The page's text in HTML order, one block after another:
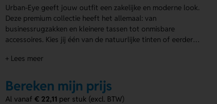
Urban-Eye geeft jouw outfit een zakelijke en moderne look.
Deze premium collectie heeft het allemaal: van
businessrugzakken en kleinere tassen tot onmisbare
accessoires. Kies jij één van de natuurlijke tinten of eerder
het werk in stijl.
+ Lees meer
Bereken mijn prijs
Al vanaf€ 22,11 per stuk (excl. BTW)